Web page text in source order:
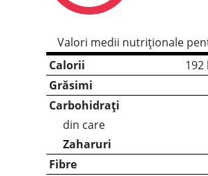
Valori medii nutriționale
Calorii
192
Grăsimi
Carbohidrați
din care
Zaharuri
Fibre